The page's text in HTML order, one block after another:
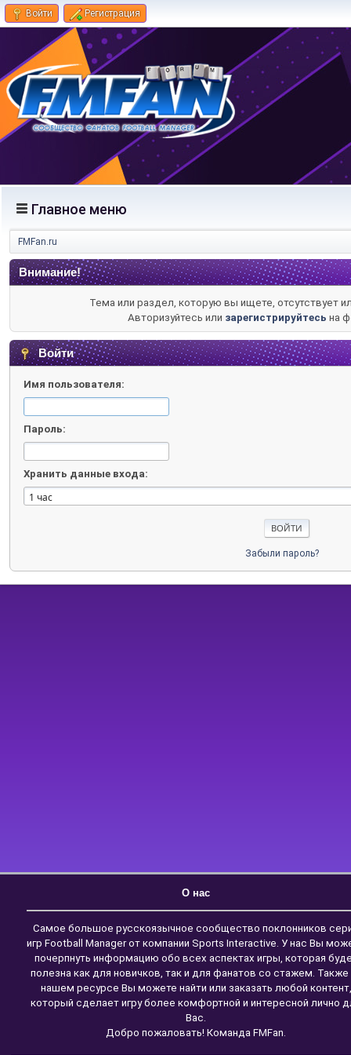
Войти Регистрация
Главное меню
FMFan.ru
Внимание!
Тема или раздел, которую вы ищете, отсутствует
Авторизуйтесь или зарегистрируйтесь на
Войти
Имя пользователя:
Пароль:
Хранить данные входа:
Забыли пароль?
О нас
Самое большое русскоязычное сообщество поклонников
игр Football Manager от компании Sports Interactive. У нас Вы
почерпнуть информацию обо всех аспектах игры, которая
полезна как для новичков, так и для фанатов со стажем. Также
нашем ресурсе Вы можете найти или заказать любой контент,
который сделает игру более комфортной и интересной лично
Вас.
Добро пожаловать! Команда FMFan.